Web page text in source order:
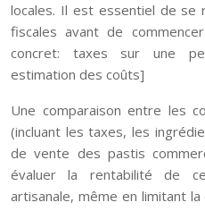
locales. Il est essentiel de se
fiscales avant de
concret: taxes sur une
estimation des coûts]
Une comparaison entre les
(incluant les taxes, les
de vente des pastis
évaluer la rentabilité de
artisanale, même en limitant